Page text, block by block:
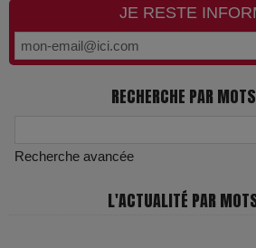
JE RESTE
RECHERCHE PAR
Recherche avancée
L'ACTUALITÉ PAR